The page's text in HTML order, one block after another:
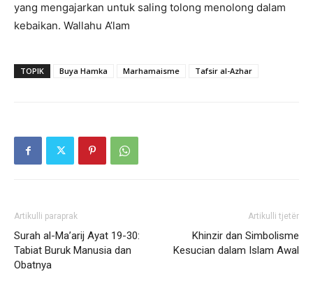
yang mengajarkan untuk saling tolong menolong dalam
kebaikan. Wallahu A’lam
TOPIK Buya Hamka Marhamaisme Tafsir al-Azhar
Artikulli paraprak
Surah al-Ma’arij Ayat 19-30:
Tabiat Buruk Manusia dan
Obatnya
Artikulli tjetër
Khinzir dan Simbolisme
Kesucian dalam Islam Awal